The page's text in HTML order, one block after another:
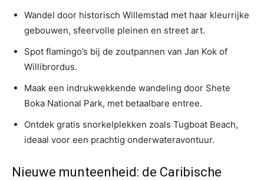
Wandel door historisch Willemstad met haar kleurrijke
gebouwen, sfeervolle pleinen en street art.
Spot flamingo’s bij de zoutpannen van Jan Kok of
Willibrordus.
Maak een indrukwekkende wandeling door Shete
Boka National Park, met betaalbare entree.
Ontdek gratis snorkelplekken zoals Tugboat Beach,
ideaal voor een prachtig onderwateravontuur.
Nieuwe munteenheid: de Caribische